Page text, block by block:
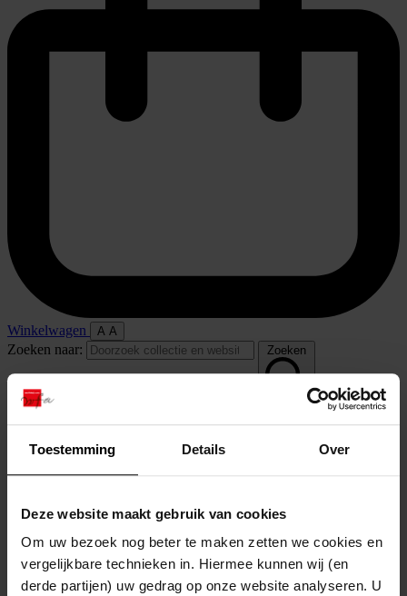
Toestemming Details Over
Deze website maakt gebruik van cookies
Om uw bezoek nog beter te maken zetten we cookies en
vergelijkbare technieken in. Hiermee kunnen wij (en
derde partijen) uw gedrag op onze website analyseren. U
Winkelwagen A A
Zoeken naar: Zoeken
Home